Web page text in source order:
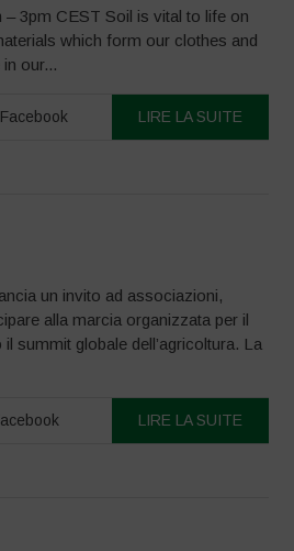
3pm CEST Soil is vital to life on
which form our clothes and
our...
Facebook LIRE LA SUITE
un invito ad associazioni,
alla marcia organizzata per il
summit globale dell’agricoltura. La
LIRE LA SUITE